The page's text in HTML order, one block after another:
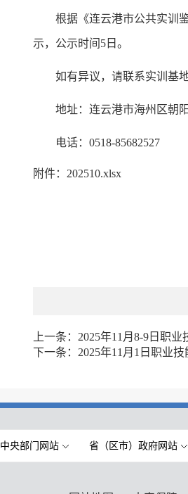
根据《连云港市公共实训
示，公示时间5日。
如有异议，请联系实训基
地址：连云港市海州区朝
电话：0518-85682527
附件：202510.xlsx
上一条： 2025年11月8-9日职
下一条： 2025年11月1日职业
中央部门网站 省（区市）政府网站